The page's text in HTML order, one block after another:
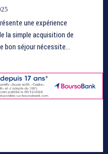
une expérience
la simple acquisition de
bon séjour nécessite...